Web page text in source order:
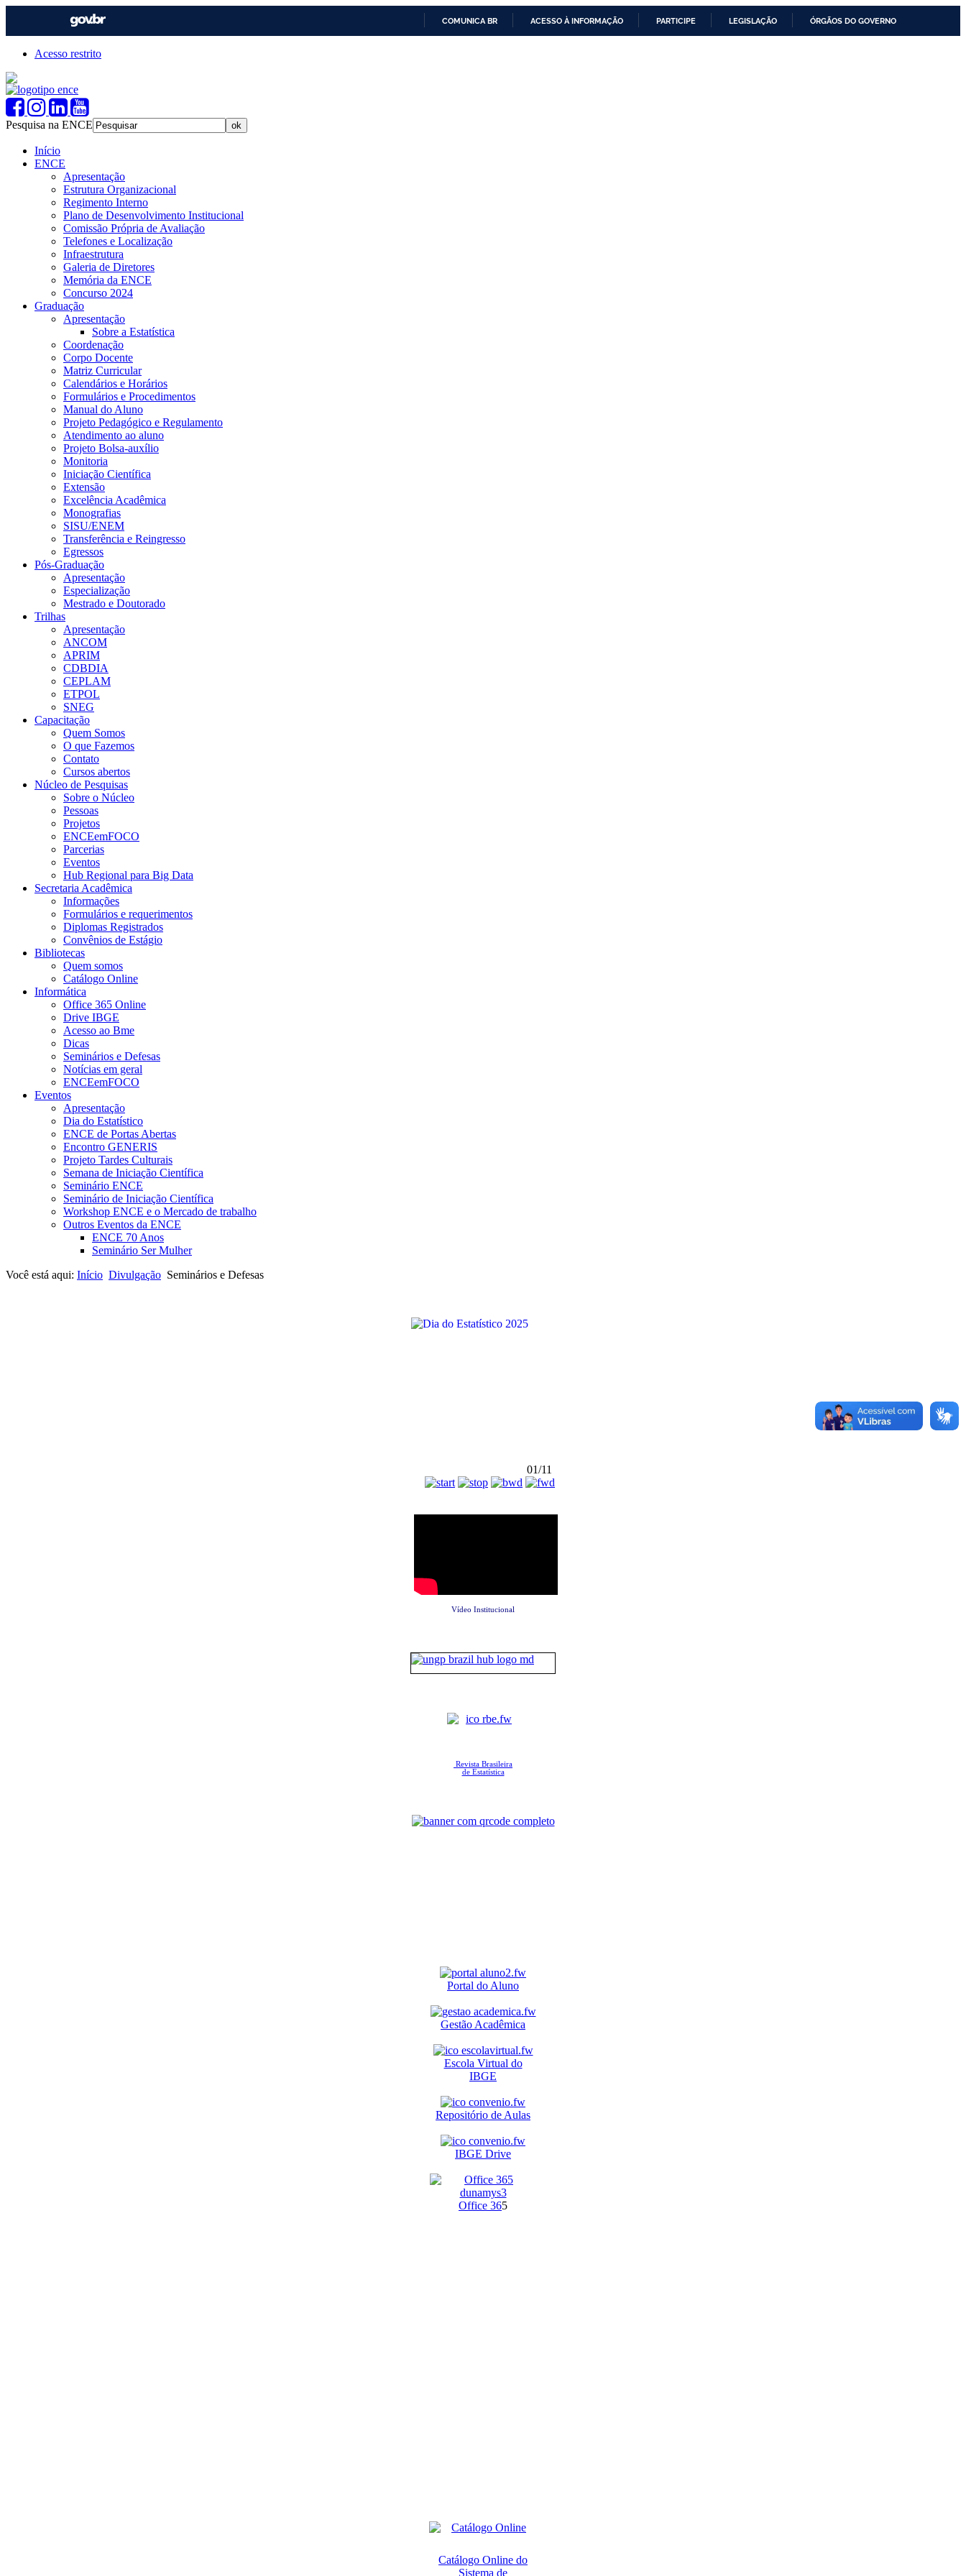
COMUNICA BR ACESSO À INFORMAÇÃO PARTICIPE LEGISLAÇÃO ÓRGÃOS DO GOVERNO
Acesso restrito
Pesquisa na ENCE
Início
ENCE
Apresentação
Estrutura Organizacional
Regimento Interno
Plano de Desenvolvimento Institucional
Comissão Própria de Avaliação
Telefones e Localização
Infraestrutura
Galeria de Diretores
Memória da ENCE
Concurso 2024
Graduação
Apresentação
Sobre a Estatística
Coordenação
Corpo Docente
Matriz Curricular
Calendários e Horários
Formulários e Procedimentos
Manual do Aluno
Projeto Pedagógico e Regulamento
Atendimento ao aluno
Projeto Bolsa-auxílio
Monitoria
Iniciação Científica
Extensão
Excelência Acadêmica
Monografias
SISU/ENEM
Transferência e Reingresso
Egressos
Pós-Graduação
Apresentação
Especialização
Mestrado e Doutorado
Trilhas
Apresentação
ANCOM
APRIM
CDBDIA
CEPLAM
ETPOL
SNEG
Capacitação
Quem Somos
O que Fazemos
Contato
Cursos abertos
Núcleo de Pesquisas
Sobre o Núcleo
Pessoas
Projetos
ENCEemFOCO
Parcerias
Eventos
Hub Regional para Big Data
Secretaria Acadêmica
Informações
Formulários e requerimentos
Diplomas Registrados
Convênios de Estágio
Bibliotecas
Quem somos
Catálogo Online
Informática
Office 365 Online
Drive IBGE
Acesso ao Bme
Dicas
Seminários e Defesas
Notícias em geral
ENCEemFOCO
Eventos
Apresentação
Dia do Estatístico
ENCE de Portas Abertas
Encontro GENERIS
Projeto Tardes Culturais
Semana de Iniciação Científica
Seminário ENCE
Seminário de Iniciação Científica
Workshop ENCE e o Mercado de trabalho
Outros Eventos da ENCE
ENCE 70 Anos
Seminário Ser Mulher
Você está aqui: Início Divulgação Seminários e Defesas
01/11
Vídeo Institucional
Revista Brasileira
de Estatística
Portal do Aluno
Gestão Acadêmica
Escola Virtual do
IBGE
Repositório de Aulas
IBGE Drive
Office 365
Catálogo Online do
Sistema de